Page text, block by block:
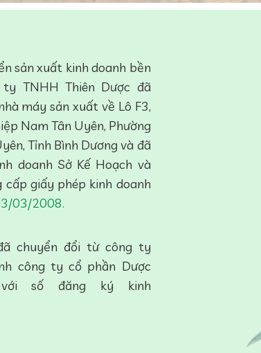
sản xuất kinh doanh bền
TNHH Thiên Dược đã
máy sản xuất về Lô F3,
Nam Tân Uyên, Phường
Tỉnh Bình Dương và đã
doanh Sở Kế Hoạch và
cấp giấy phép kinh doanh
03/2008.
chuyển đổi từ công ty
công ty cổ phần Dược
với số đăng ký kinh